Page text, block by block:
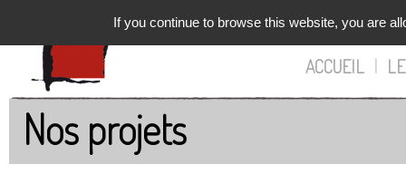
ACCUEIL |
Nos projets
If you continue to browse this website, you are